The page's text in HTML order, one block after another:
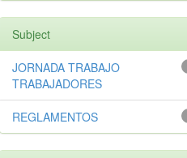
Subject
JORNADA TRABAJO
TRABAJADORES
REGLAMENTOS